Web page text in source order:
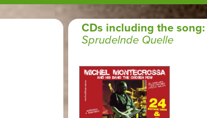
CDs including the song:
Sprudelnde Quelle